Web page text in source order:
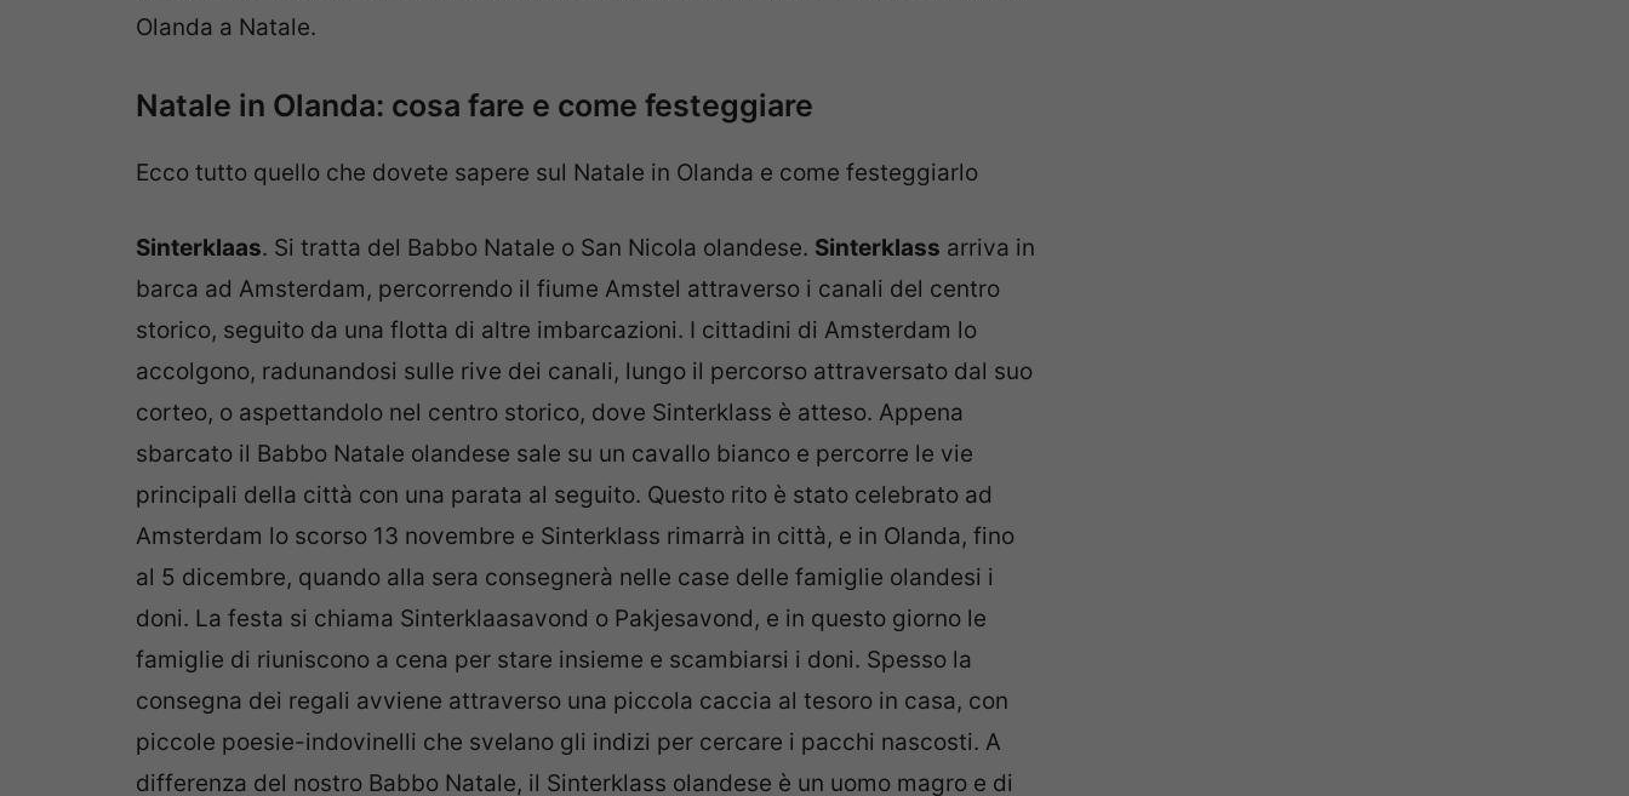
Olanda a Natale.
Natale in Olanda: cosa fare e come festeggiare
Ecco tutto quello che dovete sapere sul Natale in Olanda e come festeggiarlo
Sinterklaas. Si tratta del Babbo Natale o San Nicola olandese. Sinterklass arriva in
barca ad Amsterdam, percorrendo il fiume Amstel attraverso i canali del centro
storico, seguito da una flotta di altre imbarcazioni. I cittadini di Amsterdam lo
accolgono, radunandosi sulle rive dei canali, lungo il percorso attraversato dal suo
corteo, o aspettandolo nel centro storico, dove Sinterklass è atteso. Appena
sbarcato il Babbo Natale olandese sale su un cavallo bianco e percorre le vie
principali della città con una parata al seguito. Questo rito è stato celebrato ad
Amsterdam lo scorso 13 novembre e Sinterklass rimarrà in città, e in Olanda, fino
al 5 dicembre, quando alla sera consegnerà nelle case delle famiglie olandesi i
doni. La festa si chiama Sinterklaasavond o Pakjesavond, e in questo giorno le
famiglie di riuniscono a cena per stare insieme e scambiarsi i doni. Spesso la
consegna dei regali avviene attraverso una piccola caccia al tesoro in casa, con
piccole poesie-indovinelli che svelano gli indizi per cercare i pacchi nascosti. A
differenza del nostro Babbo Natale, il Sinterklass olandese è un uomo magro e di